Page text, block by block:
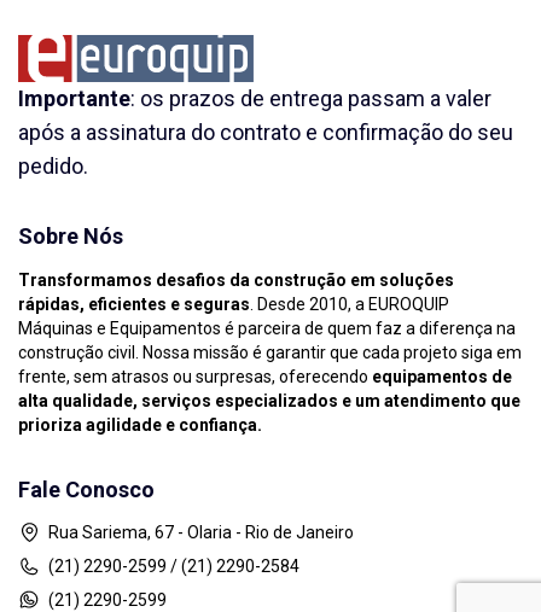
Importante: os prazos de entrega passam a valer
após a assinatura do contrato e confirmação do seu
pedido.
Sobre Nós
Transformamos desafios da construção em soluções
rápidas, eficientes e seguras. Desde 2010, a EUROQUIP
Máquinas e Equipamentos é parceira de quem faz a diferença na
construção civil. Nossa missão é garantir que cada projeto siga em
frente, sem atrasos ou surpresas, oferecendo equipamentos de
alta qualidade, serviços especializados e um atendimento que
prioriza agilidade e confiança.
Fale Conosco
Rua Sariema, 67 - Olaria - Rio de Janeiro
(21) 2290-2599 / (21) 2290-2584
(21) 2290-2599